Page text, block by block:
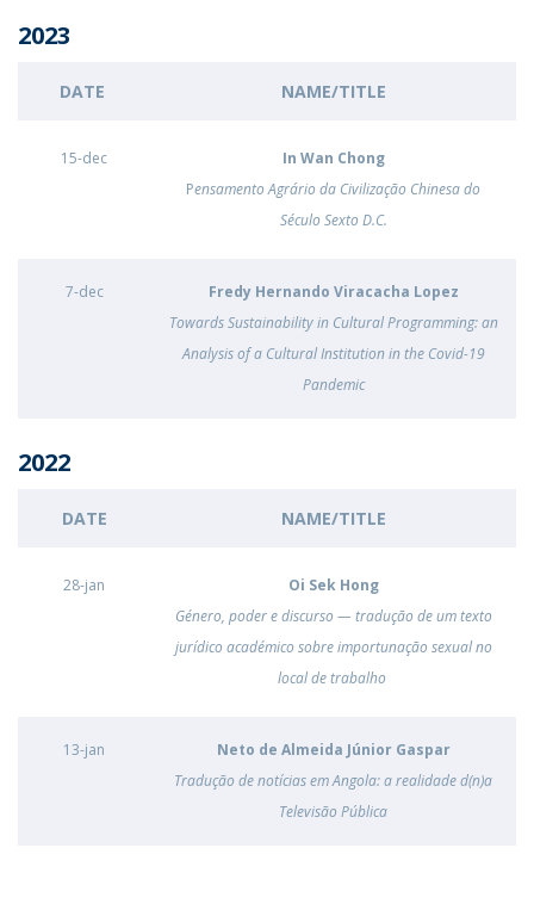
2023
DATE NAME/TITLE
15-dec
In Wan Chong
Pensamento Agrário da Civilização Chinesa do
Século Sexto D.C.
7-dec
Fredy Hernando Viracacha Lopez
Towards Sustainability in Cultural Programming: an
Analysis of a Cultural Institution in the Covid-19
Pandemic
2022
DATE NAME/TITLE
28-jan
Oi Sek Hong
Género, poder e discurso — tradução de um texto
jurídico académico sobre importunação sexual no
local de trabalho
13-jan
Neto de Almeida Júnior Gaspar
Tradução de notícias em Angola: a realidade d(n)a
Televisão Pública